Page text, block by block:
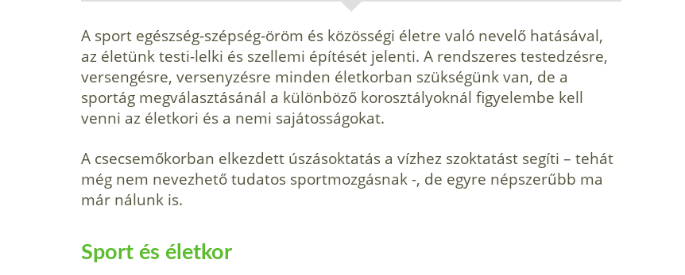
A sport egészség-szépség-öröm és közösségi életre való nevelő hatásával,
az életünk testi-lelki és szellemi építését jelenti. A rendszeres testedzésre,
versengésre, versenyzésre minden életkorban szükségünk van, de a
sportág megválasztásánál a különböző korosztályoknál figyelembe kell
venni az életkori és a nemi sajátosságokat.
A csecsemőkorban elkezdett úszásoktatás a vízhez szoktatást segíti – tehát
még nem nevezhető tudatos sportmozgásnak -, de egyre népszerűbb ma
már nálunk is.
Sport és életkor